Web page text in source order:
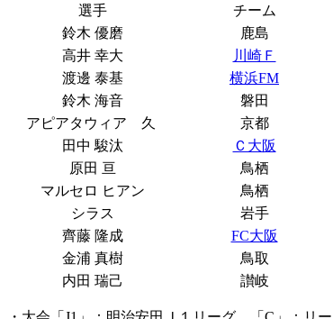
選手 チーム
鈴木 優磨
鹿島
高井 幸大
川崎Ｆ
渡邊 泰基
横浜FM
鈴木 海音
磐田
アピアタウィア 久
京都
田中 駿汰
Ｃ大阪
原田 亘
鳥栖
マルセロ ヒアン
鳥栖
シラス
岩手
齊藤 隆成
FC大阪
金浦 真樹
鳥取
内田 瑞己
讃岐